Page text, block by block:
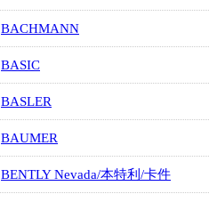
BACHMANN
BASIC
BASLER
BAUMER
BENTLY Nevada/本特利/卡件